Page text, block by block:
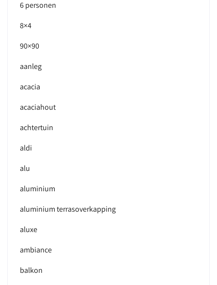
6 personen
8×4
90×90
aanleg
acacia
acaciahout
achtertuin
aldi
alu
aluminium
aluminium terrasoverkapping
aluxe
ambiance
balkon